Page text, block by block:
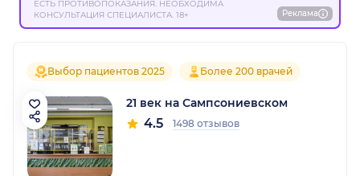
ЕСТЬ ПРОТИВОПОКАЗАНИЯ. НЕОБХОДИМА
КОНСУЛЬТАЦИЯ СПЕЦИАЛИСТА. 18+
Реклама
Выбор пациентов 2025 Более 200 врачей
21 век на Сампсониевском
4.5 1498 отзывов